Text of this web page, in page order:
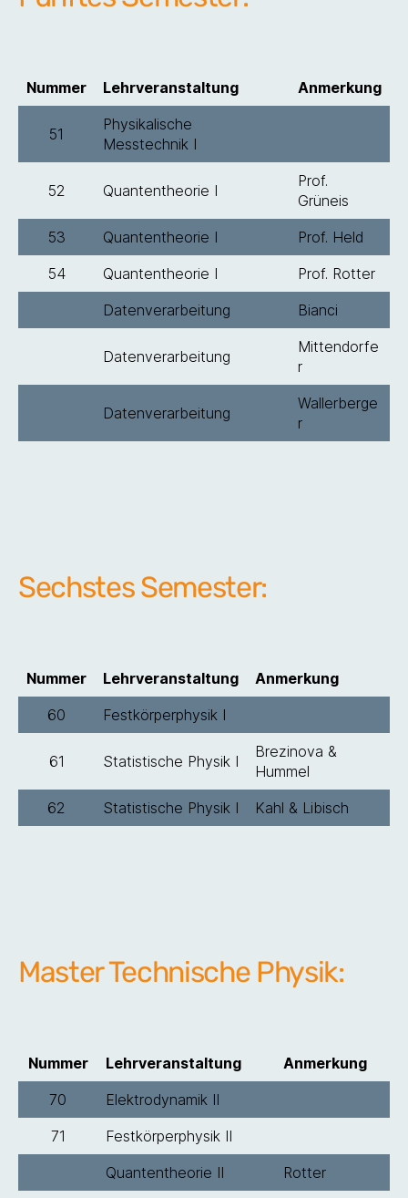
Nummer Lehrveranstaltung Anmerkung
51
Physikalische
Messtechnik I
52 Quantentheorie I
Prof.
Grüneis
53
Quantentheorie I
Prof. Held
54
Quantentheorie I
Prof. Rotter
Datenverarbeitung
Bianci
Datenverarbeitung
Mittendorfe
r
Datenverarbeitung
Wallerberge
r
Sechstes Semester:
Nummer Lehrveranstaltung
Anmerkung
60
Festkörperphysik I
61 Statistische Physik I
Brezinova &
Hummel
62
Statistische Physik I Kahl & Libisch
Master Technische Physik:
Nummer Lehrveranstaltung
Anmerkung
70
Elektrodynamik II
71
Festkörperphysik II
Quantentheorie II
Rotter